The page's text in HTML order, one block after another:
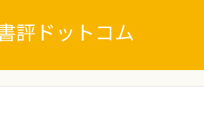
評ドットコム